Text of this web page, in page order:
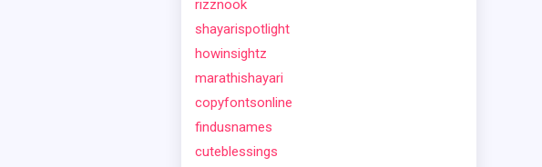
rizznook
shayarispotlight
howinsightz
marathishayari
copyfontsonline
findusnames
cuteblessings